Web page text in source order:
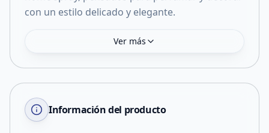
con un estilo delicado y elegante.
Ver más
Información del producto